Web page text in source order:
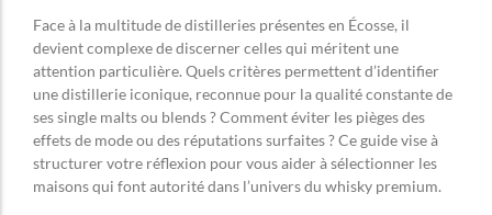
Face à la multitude de distilleries présentes en Écosse, il
devient complexe de discerner celles qui méritent une
attention particulière. Quels critères permettent d’identifier
une distillerie iconique, reconnue pour la qualité constante de
ses single malts ou blends ? Comment éviter les pièges des
effets de mode ou des réputations surfaites ? Ce guide vise à
structurer votre réflexion pour vous aider à sélectionner les
maisons qui font autorité dans l’univers du whisky premium.